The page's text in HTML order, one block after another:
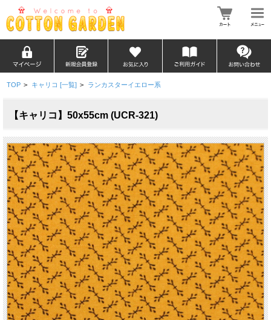
TOP > キャリコ [一覧] > ランカスターイエロー系
【キャリコ】50x55cm (UCR-321)